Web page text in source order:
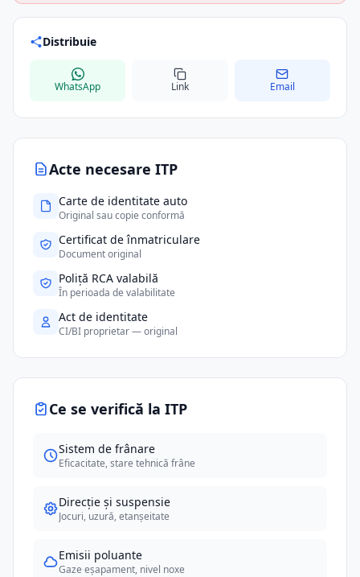
Acte necesare ITP
Carte de identitate auto
Original sau copie conformă
Certificat de înmatriculare
Document original
Poliță RCA valabilă
În perioada de valabilitate
Act de identitate
CI/BI proprietar — original
Ce se verifică la ITP
Sistem de frânare
Eficacitate, stare tehnică frâne
Direcție și suspensie
Jocuri, uzură, etanșeitate
Emisii poluante
Gaze eșapament, nivel noxe
Distribuie
WhatsApp Link Email